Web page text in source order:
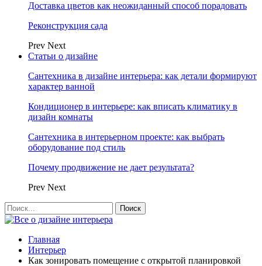
Доставка цветов как неожиданный способ порадовать
Реконструкция сада
Prev Next
Статьи о дизайне
Сантехника в дизайне интерьера: как детали формируют
характер ванной
Кондиционер в интерьере: как вписать климатику в
дизайн комнаты
Сантехника в интерьерном проекте: как выбрать
оборудование под стиль
Почему продвижение не дает результата?
Prev Next
Главная
Интерьер
Как зонировать помещение с открытой планировкой